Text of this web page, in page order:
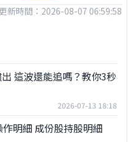
新時間：2026-08-07 06:59:58
這波還能追嗎？教你3秒
2026-07-13 18:18
明細 成份股持股明細